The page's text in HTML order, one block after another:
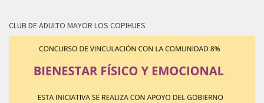
CLUB DE ADULTO MAYOR LOS COPIHUES